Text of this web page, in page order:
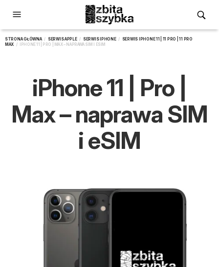
STRONA GŁÓWNA/ SERWIS APPLE/ SERWIS IPHONE/ SERWIS IPHONE 11 | 11 PRO | 11 PRO
MAX / IPHONE 11 | PRO | MAX – NAPRAWA SIM I ESIM
iPhone 11 | Pro |
Max – naprawa SIM
i eSIM